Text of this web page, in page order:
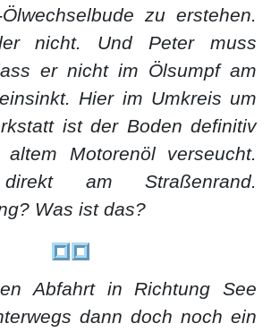
zu erstehen.
nicht. Und Peter muss
er nicht im Ölsumpf am
Hier im Umkreis um
ist der Boden definitiv
Motorenöl verseucht.
am Straßenrand.
Was ist das?
Abfahrt in Richtung See
dann doch noch ein